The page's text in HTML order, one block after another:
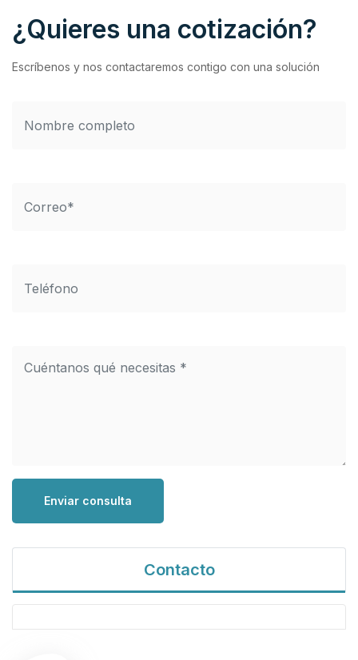
¿Quieres una cotización?
Escríbenos y nos contactaremos contigo con una solución
Enviar consulta
Contacto